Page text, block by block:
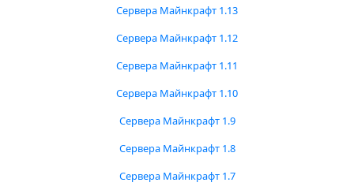
Сервера Майнкрафт 1.13
Сервера Майнкрафт 1.12
Сервера Майнкрафт 1.11
Сервера Майнкрафт 1.10
Сервера Майнкрафт 1.9
Сервера Майнкрафт 1.8
Сервера Майнкрафт 1.7